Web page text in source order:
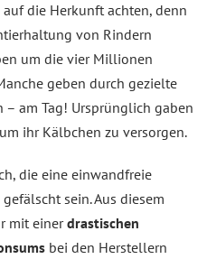
die Herkunft achten, denn
von Rindern
um die vier Millionen
geben durch gezielte
am Tag! Ursprünglich gaben
ihr Kälbchen zu versorgen.
die eine einwandfreie
sein. Aus diesem
mit einerdrastischen
bei den Herstellern